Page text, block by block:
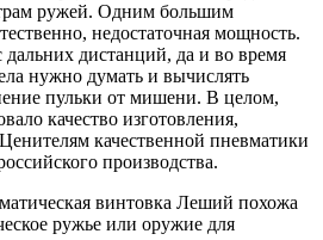
ружей. Одним большим
недостаточная мощность.
дальних дистанций, да и во время
нужно думать и вычислять
пульки от мишени. В целом,
качество изготовления,
качественной пневматики
производства.
винтовка Леший похожа
ружье или оружие для